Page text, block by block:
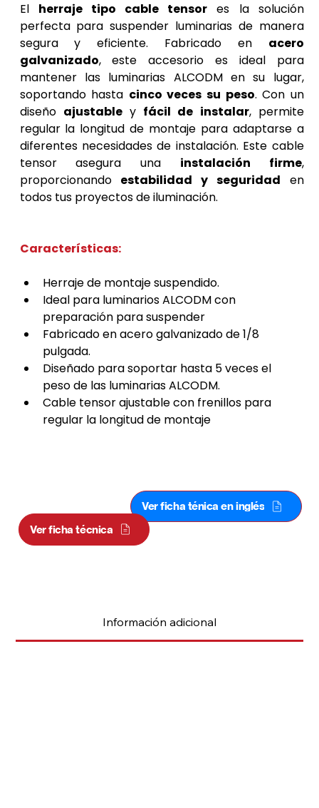
El herraje tipo cable tensor es la solución
perfecta para suspender luminarias de manera
segura y eficiente. Fabricado en acero
galvanizado, este accesorio es ideal para
mantener las luminarias ALCODM en su lugar,
soportando hasta cinco veces su peso. Con un
diseño ajustable y fácil de instalar, permite
regular la longitud de montaje para adaptarse a
diferentes necesidades de instalación. Este cable
tensor asegura una instalación firme,
proporcionando estabilidad y seguridad en
todos tus proyectos de iluminación.
Características:
Herraje de montaje suspendido.
Ideal para luminarios ALCODM con
preparación para suspender
Fabricado en acero galvanizado de 1/8
pulgada.
Diseñado para soportar hasta 5 veces el
peso de las luminarias ALCODM.
Cable tensor ajustable con frenillos para
regular la longitud de montaje
Ver ficha ténica en inglés
Ver ficha técnica
Información adicional